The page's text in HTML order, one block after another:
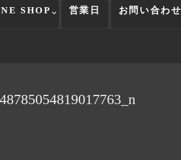
SHOP 営業日 お問い合わせ